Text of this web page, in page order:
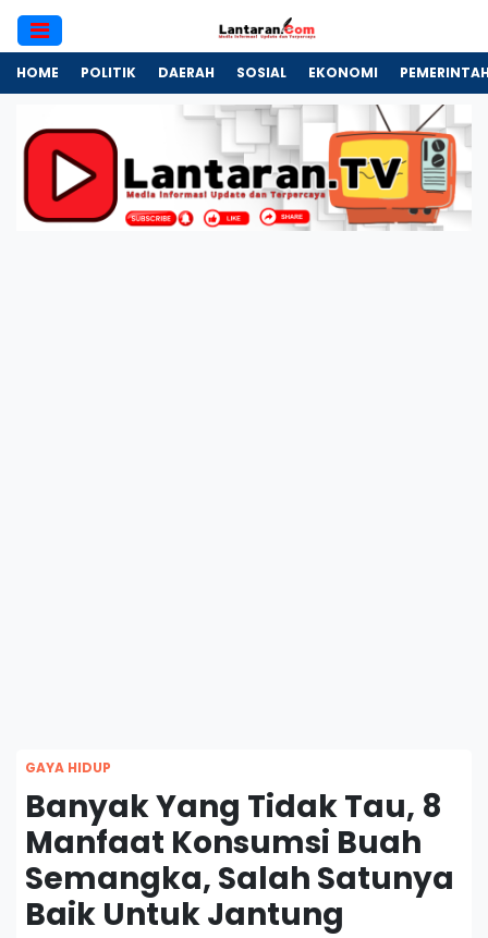
HOME POLITIK DAERAH SOSIAL EKONOMI
GAYA HIDUP
Banyak Yang Tidak Tau, 8
Manfaat Konsumsi Buah
Semangka, Salah Satunya
Baik Untuk Jantung